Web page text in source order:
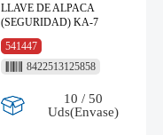
LLAVE DE ALPACA
(SEGURIDAD) KA-7
541447
8422513125858
10 / 50
Uds(Envase)